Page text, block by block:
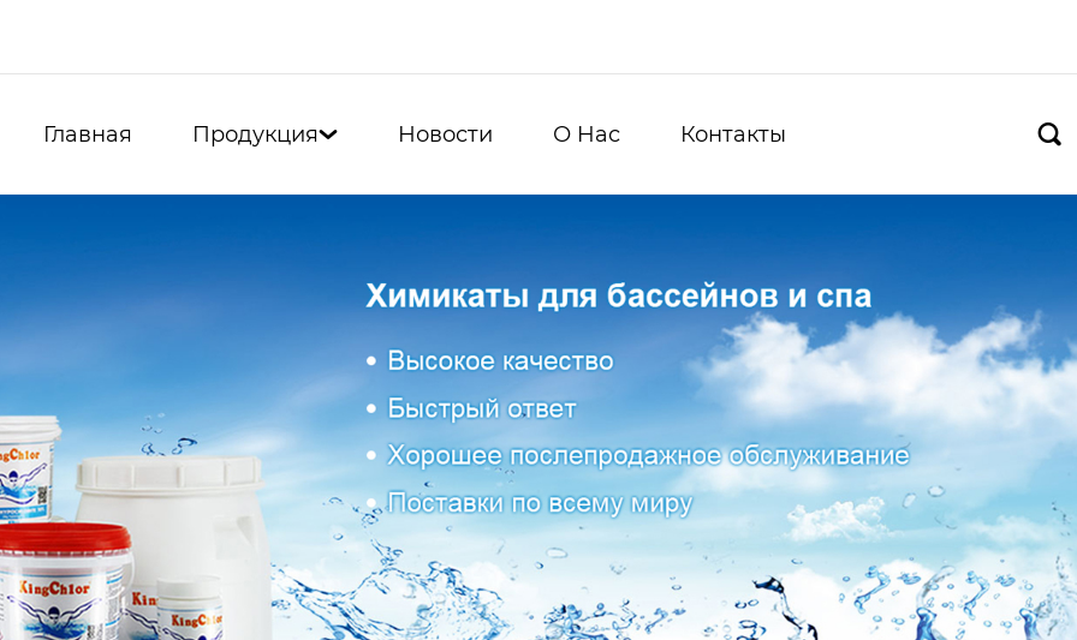
Главная Продукция Новости О Hас Контакты 